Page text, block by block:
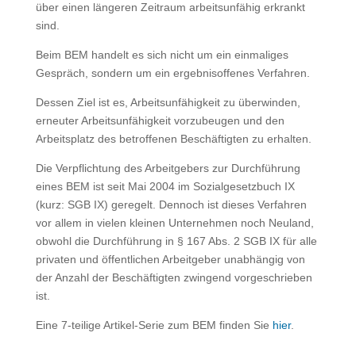
über einen längeren Zeitraum arbeitsunfähig erkrankt
sind.
Beim BEM handelt es sich nicht um ein einmaliges
Gespräch, sondern um ein ergebnisoffenes Verfahren.
Dessen Ziel ist es, Arbeitsunfähigkeit zu überwinden,
erneuter Arbeitsunfähigkeit vorzubeugen und den
Arbeitsplatz des betroffenen Beschäftigten zu erhalten.
Die Verpflichtung des Arbeitgebers zur Durchführung
eines BEM ist seit Mai 2004 im Sozialgesetzbuch IX
(kurz: SGB IX) geregelt. Dennoch ist dieses Verfahren
vor allem in vielen kleinen Unternehmen noch Neuland,
obwohl die Durchführung in § 167 Abs. 2 SGB IX für alle
privaten und öffentlichen Arbeitgeber unabhängig von
der Anzahl der Beschäftigten zwingend vorgeschrieben
ist.
Eine 7-teilige Artikel-Serie zum BEM finden Sie hier.